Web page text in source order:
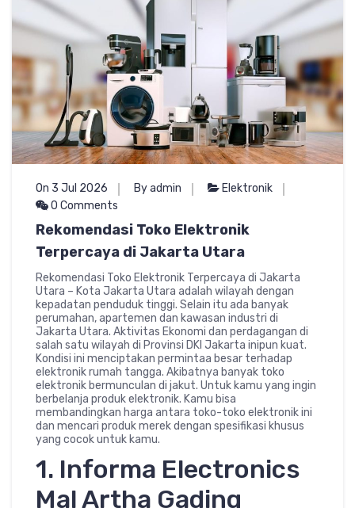
On 3 Jul 2026 By admin
Elektronik
0 Comments
Rekomendasi Toko Elektronik
Terpercaya di Jakarta Utara
Rekomendasi Toko Elektronik Terpercaya di Jakarta
Utara – Kota Jakarta Utara adalah wilayah dengan
kepadatan penduduk tinggi. Selain itu ada banyak
perumahan, apartemen dan kawasan industri di
Jakarta Utara. Aktivitas Ekonomi dan perdagangan di
salah satu wilayah di Provinsi DKI Jakarta inipun kuat.
Kondisi ini menciptakan permintaa besar terhadap
elektronik rumah tangga. Akibatnya banyak toko
elektronik bermunculan di jakut. Untuk kamu yang ingin
berbelanja produk elektronik. Kamu bisa
membandingkan harga antara toko-toko elektronik ini
dan mencari produk merek dengan spesifikasi khusus
yang cocok untuk kamu.
1. Informa Electronics
Mal Artha Gading